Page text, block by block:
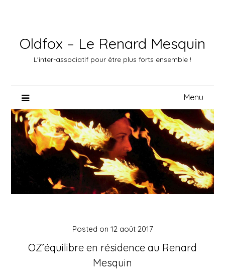
Oldfox – Le Renard Mesquin
L'inter-associatif pour être plus forts ensemble !
Menu
OZ’équilibre en résidence au Renard
Mesquin
Posted on 12 août 2017